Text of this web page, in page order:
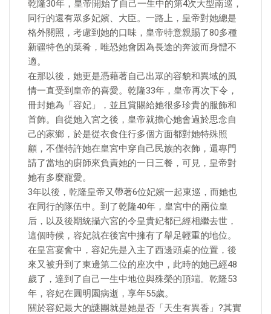
乾隆30年，皇帝開始了自己一生中的第4次大型南巡，
同行的還有眾多妃嬪、大臣。一路上，皇帝對她總是
格外關照，考慮到她的口味，皇帝特意親賜了80多種
新疆特色的菜肴，唯恐她會因為長途的奔波而身體不
適。
在那以後，她更是憑藉著自己出眾的容貌和異域的風
情一直受到皇帝的喜愛。乾隆33年，皇帝再次下令，
冊封她為「容妃」，並且賞賜給她很多珍貴的服飾和
首飾。自從她入宮之後，皇帝就擔心她會過於思念自
己的家鄉，於是從衣食住行多個方面都對她特殊照
顧，不僅特許她在皇宮中穿自己民族的衣飾，還專門
請了當地的廚師來負責她的一日三餐，可見，皇帝對
她有多麼寵愛。
3年以後，乾隆皇帝又帶著6位妃嬪一起東巡，而她也
在同行的隊伍中。到了乾隆40年，皇宮中的兩位皇
后，以及後期統攝六宮的令皇貴妃都已經相繼去世，
這個時候，容妃就在後宮中擁有了舉足輕重的地位。
在皇宮宴會中，容妃先是入主了西邊頭桌的位置，後
來又被升到了東邊第二位的座次中，此時的她已經48
歲了，達到了自己一生中地位與殊榮的頂端。乾隆53
年，容妃在圓明園病逝，享年55歲。
關於容妃最大的謎團就是她是否「天生有異香」?其實